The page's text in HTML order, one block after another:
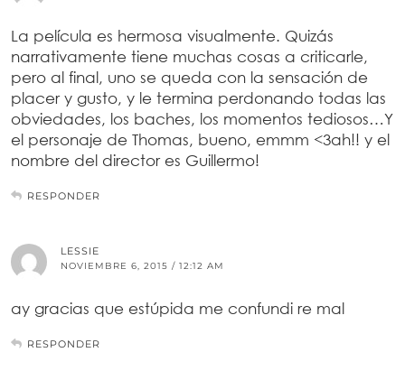
La película es hermosa visualmente. Quizás
narrativamente tiene muchas cosas a criticarle,
pero al final, uno se queda con la sensación de
placer y gusto, y le termina perdonando todas las
obviedades, los baches, los momentos tediosos…Y
el personaje de Thomas, bueno, emmm <3ah!! y el
nombre del director es Guillermo!
RESPONDER
LESSIE
NOVIEMBRE 6, 2015 / 12:12 AM
ay gracias que estúpida me confundi re mal
RESPONDER